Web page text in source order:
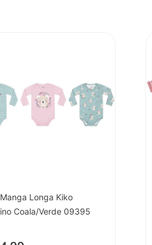
Longa Kiko
Coala/Verde 09395